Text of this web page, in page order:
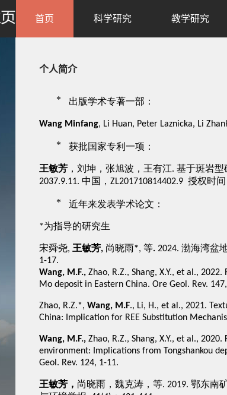
首页 科学研究 教学研究
个人简介